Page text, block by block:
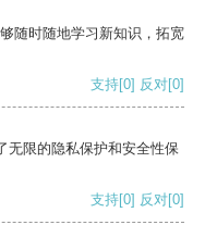
随时随地学习新知识，拓宽
支持[0] 反对[0]
无限的隐私保护和安全性保
支持[0] 反对[0]